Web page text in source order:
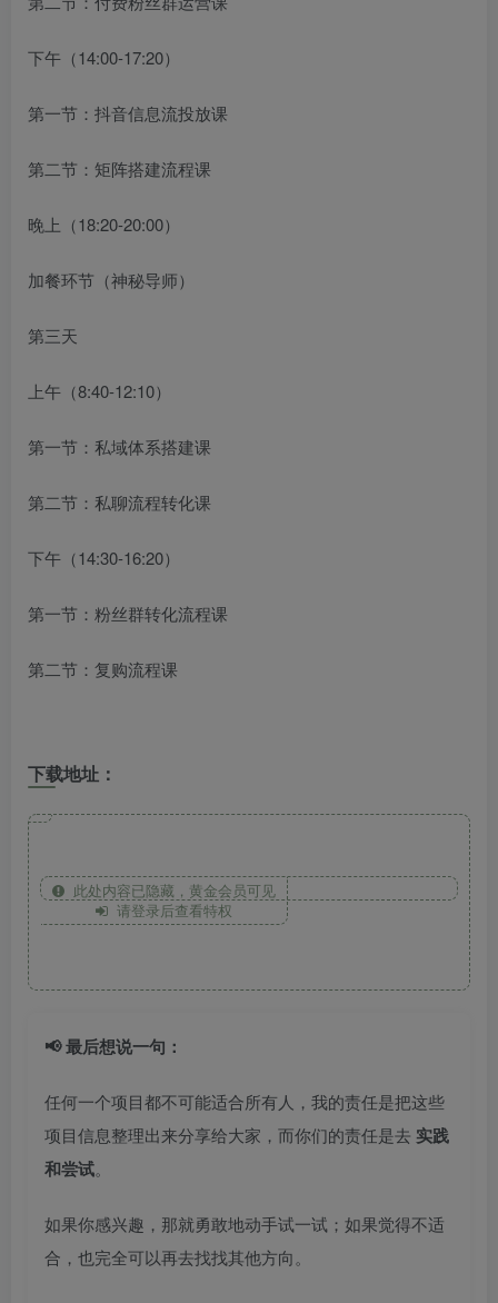
下午（14:00-17:20）
第一节：抖音信息流投放课
第二节：矩阵搭建流程课
晚上（18:20-20:00）
加餐环节（神秘导师）
第三天
上午（8:40-12:10）
第一节：私域体系搭建课
第二节：私聊流程转化课
下午（14:30-16:20）
第一节：粉丝群转化流程课
第二节：复购流程课
下载地址：
此处内容已隐藏，黄金会员可见
请登录后查看特权
📢 最后想说一句：
任何一个项目都不可能适合所有人，我的责任是把这些
项目信息整理出来分享给大家，而你们的责任是去 实践
和尝试。
如果你感兴趣，那就勇敢地动手试一试；如果觉得不适
合，也完全可以再去找找其他方向。